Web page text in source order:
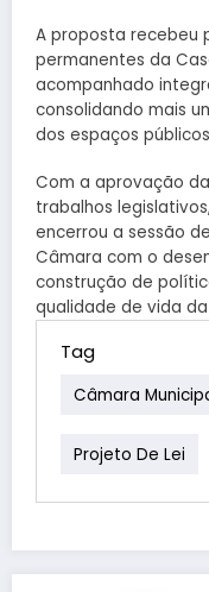
A proposta recebeu
permanentes da
acompanhado
consolidando mais
dos espaços
Com a aprovação
trabalhos
encerrou a sessão
Câmara com o
construção de
qualidade de vida
Tag
Câmara
Projeto De Lei